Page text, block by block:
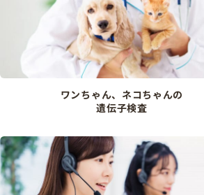
ワンちゃん、ネコちゃんの
遺伝子検査